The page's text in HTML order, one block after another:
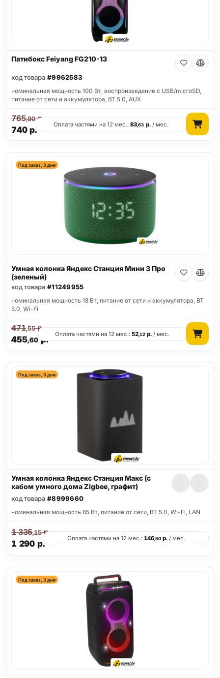
Патибокс Feiyang FG210-13
код товара #9962583
номинальная мощность 100 Вт, воспроизведение с USB/microSD,
питание от сети и аккумулятора, BT 5.0, AUX
740р.
765,90р.
Оплата частями на 12 мес.:83,63 р./ мес.
Под заказ, 3 дня
Умная колонка Яндекс Станция Мини 3 Про
(зеленый)
код товара #11249955
номинальная мощность 18 Вт, питание от сети и аккумулятора, BT
5.0, Wi-Fi
455,60р.
471,55р.
Оплата частями на 12 мес.:52,12 р. / мес.
Под заказ, 3 дня
Умная колонка Яндекс Станция Макс (с
хабом умного дома Zigbee, графит)
код товара #8999660
номинальная мощность 65 Вт, питание от сети, BT 5.0, Wi-Fi, LAN
1 290 р.
1 335,15р.
Оплата частями на 12 мес.: 146,50 р. / мес.
Под заказ, 3 дня